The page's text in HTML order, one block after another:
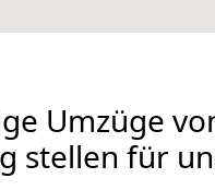
Umzüge
stellen für